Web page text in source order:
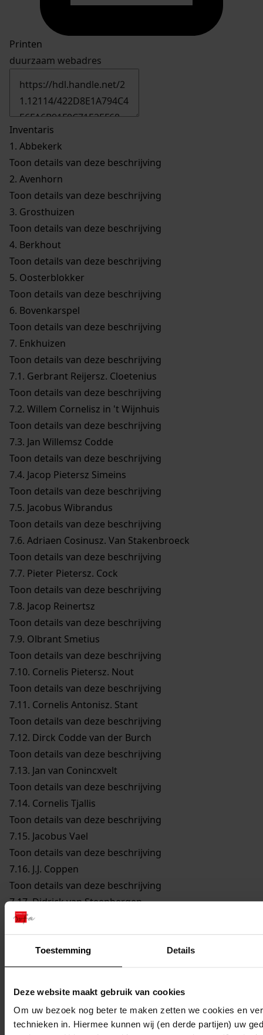
Toestemming Details
Deze website maakt gebruik van cookies
Om uw bezoek nog beter te maken zetten we cookies en
technieken in. Hiermee kunnen wij (en derde partijen) uw
Printen
duurzaam webadres
Inventaris
1. Abbekerk
Toon details van deze beschrijving
2. Avenhorn
Toon details van deze beschrijving
3. Grosthuizen
Toon details van deze beschrijving
4. Berkhout
Toon details van deze beschrijving
5. Oosterblokker
Toon details van deze beschrijving
6. Bovenkarspel
Toon details van deze beschrijving
7. Enkhuizen
Toon details van deze beschrijving
7.1. Gerbrant Reijersz. Cloetenius
Toon details van deze beschrijving
7.2. Willem Cornelisz in 't Wijnhuis
Toon details van deze beschrijving
7.3. Jan Willemsz Codde
Toon details van deze beschrijving
7.4. Jacop Pietersz Simeins
Toon details van deze beschrijving
7.5. Jacobus Wibrandus
Toon details van deze beschrijving
7.6. Adriaen Cosinusz. Van Stakenbroeck
Toon details van deze beschrijving
7.7. Pieter Pietersz. Cock
Toon details van deze beschrijving
7.8. Jacop Reinertsz
Toon details van deze beschrijving
7.9. Olbrant Smetius
Toon details van deze beschrijving
7.10. Cornelis Pietersz. Nout
Toon details van deze beschrijving
7.11. Cornelis Antonisz. Stant
Toon details van deze beschrijving
7.12. Dirck Codde van der Burch
Toon details van deze beschrijving
7.13. Jan van Conincxvelt
Toon details van deze beschrijving
7.14. Cornelis Tjallis
Toon details van deze beschrijving
7.15. Jacobus Vael
Toon details van deze beschrijving
7.16. J.J. Coppen
Toon details van deze beschrijving
7.17.Didrick van Steenbergen
Toon details van deze beschrijving
7.18.Reijer Claesz. Sampson
Toon details van deze beschrijving
7.19.Remmet Jansz. Keijser
Joannes Cleyers
Toon details van deze beschrijving